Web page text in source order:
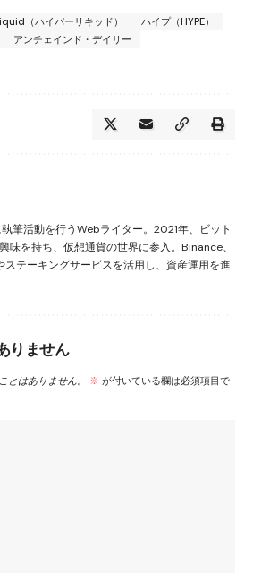
（ハイパーリキッド）
ハイプ（HYPE）
アンチェインド・デイリー
筆活動を行うWebライター。2021年、ビット
味を持ち、仮想通貨の世界に参入。Binance、
テーキングサービスを活用し、資産運用を進
りません
とはありません。 ※ が付いている欄は必須項目で